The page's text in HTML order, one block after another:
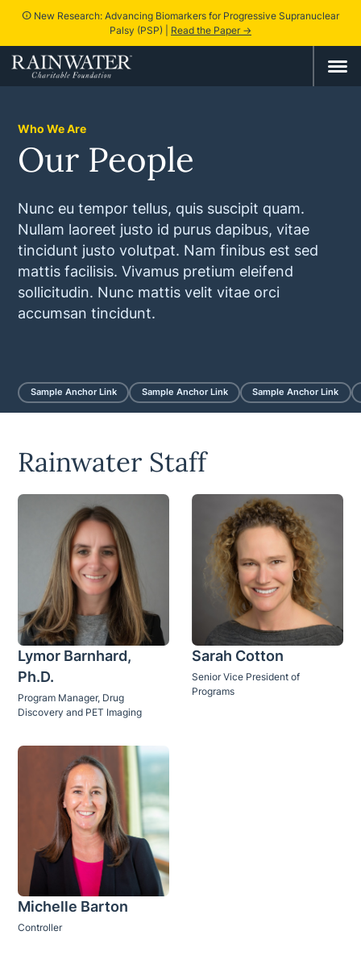
info New Research: Advancing Biomarkers for Progressive Supranuclear
Palsy (PSP) | Read the Paper →
Who We Are
Our People
Nunc eu tempor tellus, quis suscipit quam.
Nullam laoreet justo id purus dapibus, vitae
tincidunt justo volutpat. Nam finibus est sed
mattis facilisis. Vivamus pretium eleifend
sollicitudin. Nunc mattis velit vitae orci
accumsan tincidunt.
Sample Anchor Link Sample Anchor Link Sample Anchor Link
Rainwater Staff
Lymor Barnhard,
Ph.D.
Program Manager, Drug
Discovery and PET Imaging
Sarah Cotton
Senior Vice President of
Programs
Michelle Barton
Controller